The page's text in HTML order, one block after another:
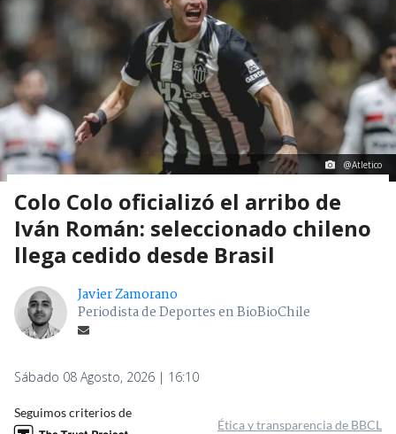
@Atletico
Colo Colo oficializó el arribo de
Iván Román: seleccionado chileno
llega cedido desde Brasil
Javier Zamorano
Periodista de Deportes en BioBioChile
Sábado 08 Agosto, 2026 | 16:10
Seguimos criterios de
Ética y transparencia de BBCL